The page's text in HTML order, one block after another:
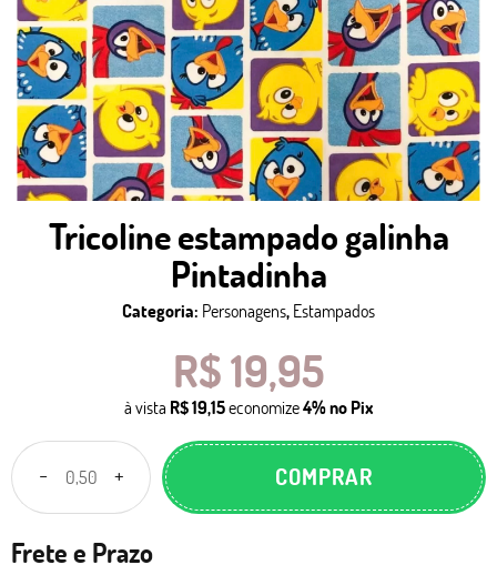
Tricoline estampado galinha
Pintadinha
Categoria: Personagens, Estampados
R$ 19,95
à vista R$ 19,15economize4%no Pix
COMPRAR
Frete e Prazo